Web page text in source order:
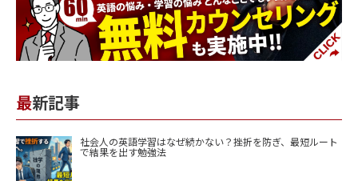
最新記事
社会人の英語学習はなぜ続かない？挫折を防ぎ、最短ルート
で結果を出す勉強法